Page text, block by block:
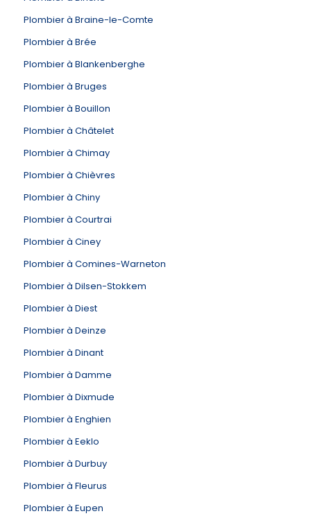
Plombier à Braine-le-Comte
Plombier à Brée
Plombier à Blankenberghe
Plombier à Bruges
Plombier à Bouillon
Plombier à Châtelet
Plombier à Chimay
Plombier à Chièvres
Plombier à Chiny
Plombier à Courtrai
Plombier à Ciney
Plombier à Comines-Warneton
Plombier à Dilsen-Stokkem
Plombier à Diest
Plombier à Deinze
Plombier à Dinant
Plombier à Damme
Plombier à Dixmude
Plombier à Enghien
Plombier à Eeklo
Plombier à Durbuy
Plombier à Fleurus
Plombier à Eupen